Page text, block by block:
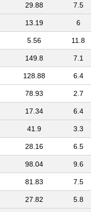
29.88 7.5
13.19 6
5.56 11.8
149.8 7.1
128.88 6.4
78.93 2.7
17.34 6.4
41.9 3.3
28.16 6.5
98.04 9.6
81.83 7.5
27.82 5.8